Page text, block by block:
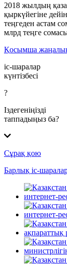
2018 жылдың
қыркүйегіне
теңгеден астам
млрд теңге
Қосымша
іс-шаралар
күнтізбесі
?
Іздегеніңізді
таппадыңыз ба?
Сұрақ қою
Барлық іс-